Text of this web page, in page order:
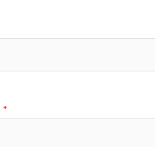
*